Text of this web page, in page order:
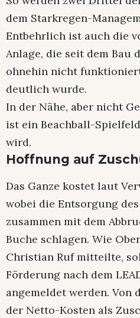
dem Starkregen-
Entbehrlich ist auch die
Anlage, die seit dem Bau
ohnehin nicht
deutlich wurde.
In der Nähe, aber nicht
ist ein Beachball-
wird.
Hoffnung auf
Das Ganze kostet laut
wobei die Entsorgung
zusammen mit dem
Buche schlagen. Wie
Christian Ruf mitteilte,
Förderung nach dem
angemeldet werden. Von
der Netto-Kosten als